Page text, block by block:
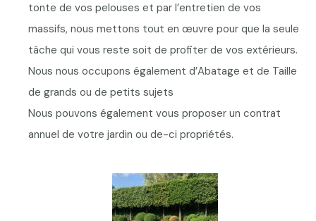
tonte de vos pelouses et par l’entretien de vos
massifs, nous mettons tout en œuvre pour que la seule
tâche qui vous reste soit de profiter de vos extérieurs.
Nous nous occupons également d’Abatage et de Taille
de grands ou de petits sujets
Nous pouvons également vous proposer un contrat
annuel de votre jardin ou de-ci propriétés.